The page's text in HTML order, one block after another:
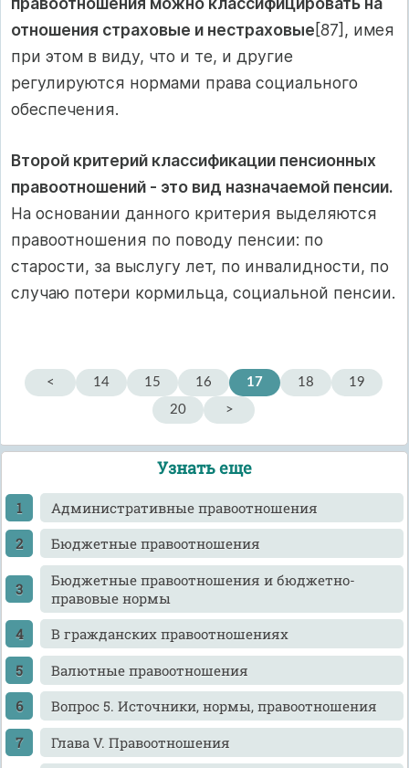
отношения страховые и нестраховые[87], имея
при этом в виду, что и те, и другие
регулируются нормами права социального
обеспечения.
Второй критерий классификации пенсионных
правоотношений - это вид назначаемой пенсии.
На основании данного критерия выделяются
правоотношения по поводу пенсии: по
старости, за выслугу лет, по инвалидности, по
случаю потери кормильца, социальной пенсии.
< 14 15 16 17 18
19
20
>
Узнать еще
Административные правоотношения
Бюджетные правоотношения
Бюджетные правоотношения и бюджетно-
правовые нормы
В гражданских правоотношениях
Валютные правоотношения
Вопрос 5. Источники, нормы, правоотношения
Глава V. Правоотношения